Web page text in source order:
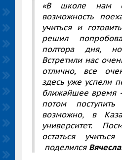
«В школе нам
возможность
учиться и
решил
полтора дня,
Встретили нас
отлично, все
здесь уже успели
ближайшее время
потом
возможно, в
университет.
остаться
поделился